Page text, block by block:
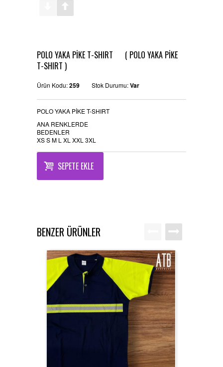
KAMPANYA
İLETİŞİM
POLO YAKA PİKE T-SHIRT ( POLO YAKA PİKE
T-SHIRT )
Ürün Kodu:259 Stok Durumu:Var
POLO YAKA PİKE T-SHIRT
ANA RENKLERDE
BEDENLER
XS S M L XL XXL 3XL
SEPETE EKLE
BENZER ÜRÜNLER